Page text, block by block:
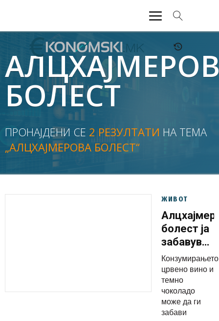
АКТУЕЛНО
ЕКОНОМИЈА
ФИНАНСИИ
БАНКАРСТВО
ЖИВОТ
МОЗАИК
БОЛЕСТ
ПРОНАЈДЕНИ СЕ 2 РЕЗУЛТАТИ НА ТЕМА
„АЛЦХАЈМЕРОВА БОЛЕСТ“
ЖИВОТ
болест ја
забавуваат
црвеното
вино,
црното
чоколадо
и
Конзумирањето
црвено вино и
темно
чоколадо
може да ги
забави